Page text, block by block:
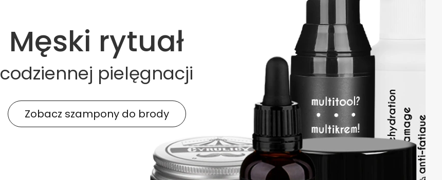
Męski rytuał
codziennej pielęgnacji
Zobacz szampony do brody